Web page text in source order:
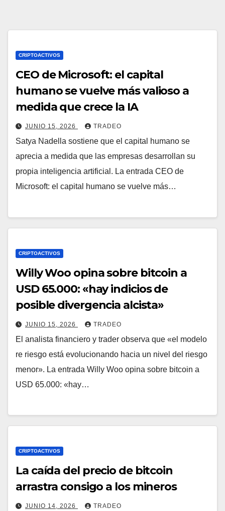
CRIPTOACTIVOS
CEO de Microsoft: el capital
humano se vuelve más valioso a
medida que crece la IA
JUNIO 15, 2026 TRADEO
Satya Nadella sostiene que el capital humano se
aprecia a medida que las empresas desarrollan su
propia inteligencia artificial. La entrada CEO de
Microsoft: el capital humano se vuelve más…
CRIPTOACTIVOS
Willy Woo opina sobre bitcoin a
USD 65.000: «hay indicios de
posible divergencia alcista»
JUNIO 15, 2026 TRADEO
El analista financiero y trader observa que «el modelo
re riesgo está evolucionando hacia un nivel del riesgo
menor». La entrada Willy Woo opina sobre bitcoin a
USD 65.000: «hay…
CRIPTOACTIVOS
La caída del precio de bitcoin
arrastra consigo a los mineros
JUNIO 14, 2026 TRADEO